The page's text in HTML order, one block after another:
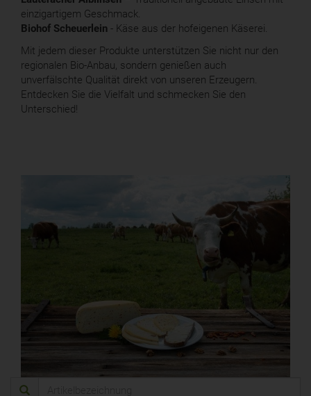
einzigartigem Geschmack.
Biohof Scheuerlein - Käse aus der hofeigenen Käserei.
Mit jedem dieser Produkte unterstützen Sie nicht nur den
regionalen Bio-Anbau, sondern genießen auch
unverfälschte Qualität direkt von unseren Erzeugern.
Entdecken Sie die Vielfalt und schmecken Sie den
Unterschied!